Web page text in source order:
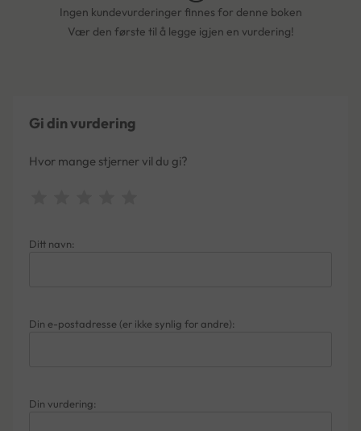
Ingen kundevurderinger finnes for denne boken
Vær den første til å legge igjen en vurdering!
Gi din vurdering
Hvor mange stjerner vil du gi?
Ditt navn:
Din e-postadresse (er ikke synlig for andre):
Din vurdering: